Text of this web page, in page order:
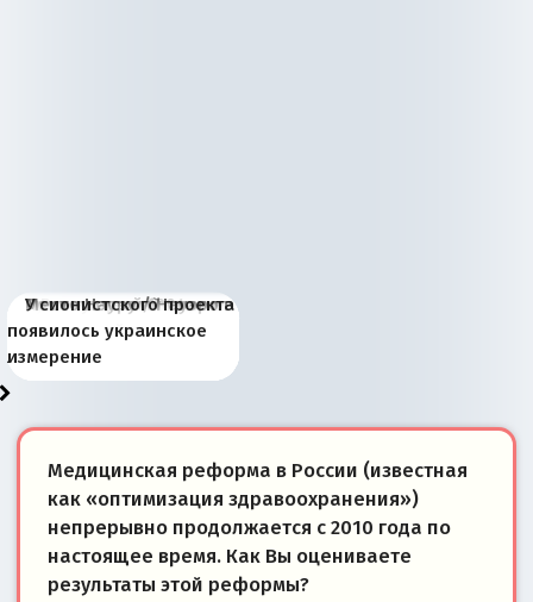
Киевская марионетка
Запада рассказала о
«переобувании» хозяев
В России назрели
перемены: 15 шагов к
суверенной экономике
Миграционный пожар
Европы
Россия начинает
сбрасывать балласт
Анкориджа
Россия зимой 1904
года: первые уступки во
внутренней политике
Русская нация вчера и
сегодня
Почему правый крах в
Варшаве не поможет её
отношениям с Россией?
Место Науру / Науэро в
современной истории
Южной Осетии
У сионистского проекта
появилось украинское
измерение
Медицинская реформа в России (известная
как «оптимизация здравоохранения»)
непрерывно продолжается с 2010 года по
настоящее время. Как Вы оцениваете
результаты этой реформы?